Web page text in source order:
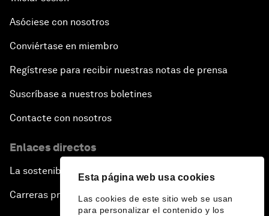
Esta página web usa cookies
Las cookies de este sitio web se usan
para personalizar el contenido y los
Asóciese con nosotros
Conviértase en miembro
Regístrese para recibir nuestras notas de prensa
Suscríbase a nuestros boletines
Contacte con nosotros
Enlaces directos
La sostenibilidad en el Foro
Carreras profesionales